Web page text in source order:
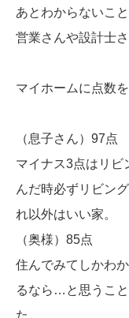
あとわからないこ
営業さんや設計士
マイホームに点数
（息子さん）97点
マイナス3点はリビ
んだ時必ずリビン
れ以外はいい家。
（奥様）85点
住んでみてしかわ
るなら…と思うこ
た。